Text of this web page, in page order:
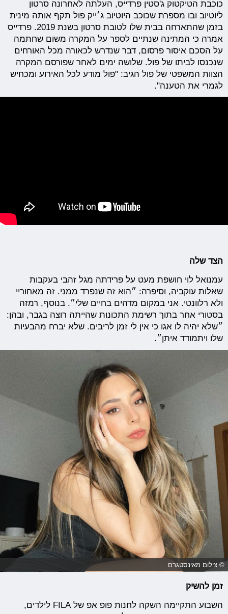
כוכבת הטיקטוק ג'סטין פרדייס, העלתה לאחרונה סרטון
ליוטיוב ובו מספרת שכוכב היוטיוב ג׳ייק פול תקף אותה מינית
בזמן שהתארחה בבית שלו לטובת סרטון בשנת 2019. פרדייס
אמרה כי המתינה שנתיים לספר על המקרה משום שחתמה
על הסכם איסור פרסום, דבר שנדרש לכאורה מכל האורחים
שנכנסו לביתו של פול. שלושה ימים לאחר שפורסם המקרה
הצוות המשפטי של פול הגיב: "פול מודע לכל האירוע ומכחיש
לגמרי את הטענה".
הצד שלה
עמנואל לוי חושפת מעט על פרידתה מגל זהבי בעקבות
שאלות עוקביה, וסיפרה: ״הוא זה שנפרד ממני. זה מאחוריי
ולא רלוונטי. אני במקום מדהים בחיים שלי״. בנוסף, רמזה
בסטורי אחר בתוך רשימת התכונות שהייתה רוצה בגבר, ובהן:
״שלא יהיה לו אגו כי אין לי זמן לריבים. שלא יברח מהבעיות
שלו ויתמודד איתן״.
© צילום מאינסטגרם
זמן להשיק
השבוע התקיימה השקה לחנות פופ אפ של FILA לילדים,